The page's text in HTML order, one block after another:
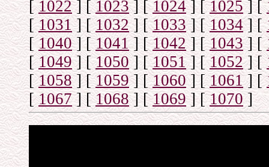
[1022] [1023] [1024] [1025] [
[1031] [1032] [1033] [1034] [
[1040] [1041] [1042] [1043] [
[1049] [1050] [1051] [1052] [
[1058] [1059] [1060] [1061] [
[1067] [1068] [1069] [1070]